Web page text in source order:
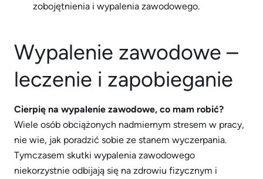
zobojętnienia i wypalenia zawodowego.
Wypalenie zawodowe –
leczenie i zapobieganie
Cierpię na wypalenie zawodowe, co mam robić?
Wiele osób obciążonych nadmiernym stresem w pracy,
nie wie, jak poradzić sobie ze stanem wyczerpania.
Tymczasem skutki wypalenia zawodowego
niekorzystnie odbijają się na zdrowiu fizycznym i